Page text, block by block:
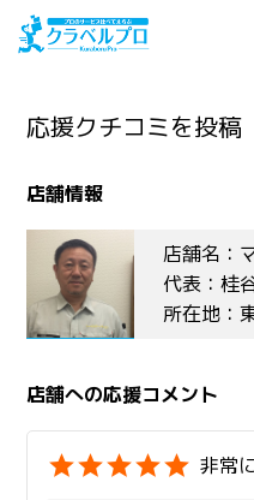
応援クチコミを投稿
店舗情報
店舗名：
代表：桂
所在地：
店舗への応援コメント
非常